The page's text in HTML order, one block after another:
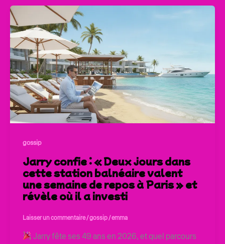
gossip
Jarry confie : « Deux jours dans
cette station balnéaire valent
une semaine de repos à Paris » et
révèle où il a investi
Laisser un commentaire/gossip/emma
Jarry fête ses 49 ans en 2026, et quel parcours